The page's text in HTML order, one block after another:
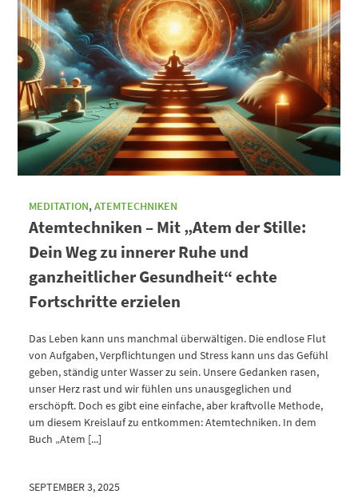
MEDITATION,ATEMTECHNIKEN
Atemtechniken – Mit „Atem der Stille:
Dein Weg zu innerer Ruhe und
ganzheitlicher Gesundheit“ echte
Fortschritte erzielen
Das Leben kann uns manchmal überwältigen. Die endlose Flut
von Aufgaben, Verpflichtungen und Stress kann uns das Gefühl
geben, ständig unter Wasser zu sein. Unsere Gedanken rasen,
unser Herz rast und wir fühlen uns unausgeglichen und
erschöpft. Doch es gibt eine einfache, aber kraftvolle Methode,
um diesem Kreislauf zu entkommen: Atemtechniken. In dem
Buch „Atem [...]
SEPTEMBER 3, 2025